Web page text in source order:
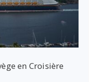
en Croisière